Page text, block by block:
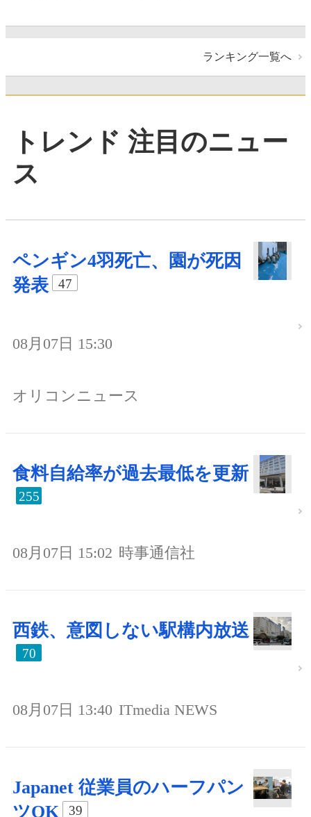
ランキング一覧へ
トレンド 注目のニュー
ス
ペンギン4羽死亡、園が死因
発表
47
08月07日 15:30
オリコンニュース
食料自給率が過去最低を更新
255
08月07日 15:02 時事通信社
西鉄、意図しない駅構内放送
70
08月07日 13:40 ITmedia NEWS
Japanet 従業員のハーフパン
ツOK
39